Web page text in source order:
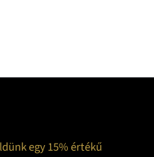
egy 15% értékű